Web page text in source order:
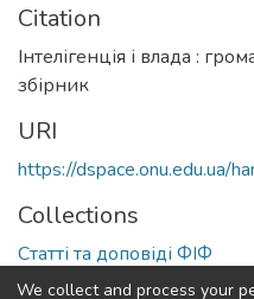
Citation
Інтелігенція і влада :
збірник
URI
https://dspace.onu.edu.ua/
Collections
Статті та доповіді ФІФ
We collect and process your